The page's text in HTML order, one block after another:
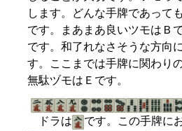
します。どんな手牌であって
です。まあまあ良いツモはＢ
です。和了れなさそうな方向
す。ここまでは手牌に関わり
無駄ヅモはＥです。
ドラは
です。この手牌に